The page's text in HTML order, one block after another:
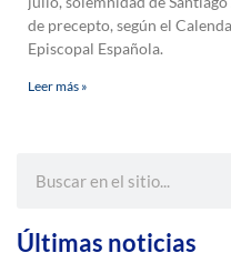
de precepto, según el
Episcopal Española.
Leer más »
Últimas noticias